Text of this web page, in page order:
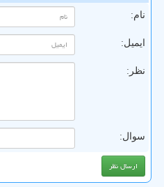
نام:
ایمیل:
نظر:
سوال: